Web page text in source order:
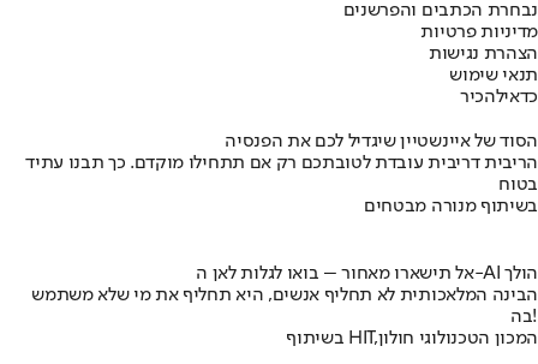
נבחרת הכתבים והפרשנים
מדיניות פרטיות
הצהרת נגישות
תנאי שימוש
כדאילהכיר
הסוד של איינשטיין שיגדיל לכם את הפנסיה
הריבית דריבית עובדת לטובתכם רק אם תתחילו מוקדם. כך תבנו עתיד
בטוח
בשיתוף מנורה מבטחים
אל תישארו מאחור – בואו לגלות לאן ה-AI הולך
הבינה המלאכותית לא תחליף אנשים, היא תחליף את מי שלא משתמש
בה!
בשיתוף HIT,המכון הטכנולוגי חולון